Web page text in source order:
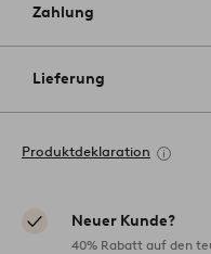
Zahlung
Lieferung
Produktdeklaration
Neuer Kunde?
40% Rabatt auf den